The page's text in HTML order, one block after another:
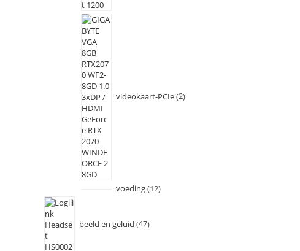
videokaart-PCIe 2
voeding 12
beeld en geluid 47